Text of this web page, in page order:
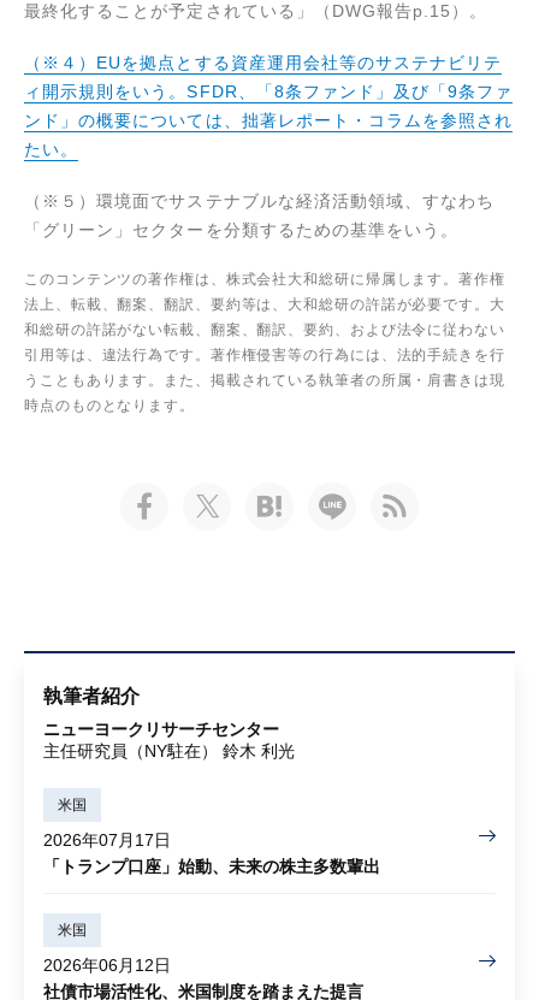
最終化することが予定されている」（DWG報告p.15）。
（※４）EUを拠点とする資産運用会社等のサステナビリテ
ィ開示規則をいう。SFDR、「8条ファンド」及び「9条ファ
ンド」の概要については、拙著レポート・コラムを参照され
たい。
（※５）環境面でサステナブルな経済活動領域、すなわち
「グリーン」セクターを分類するための基準をいう。
このコンテンツの著作権は、株式会社大和総研に帰属します。著作権
法上、転載、翻案、翻訳、要約等は、大和総研の許諾が必要です。大
和総研の許諾がない転載、翻案、翻訳、要約、および法令に従わない
引用等は、違法行為です。著作権侵害等の行為には、法的手続きを行
うこともあります。また、掲載されている執筆者の所属・肩書きは現
時点のものとなります。
執筆者紹介
ニューヨークリサーチセンター
主任研究員（NY駐在） 鈴木 利光
米国
2026年07月17日
「トランプ口座」始動、未来の株主多数輩出
米国
2026年06月12日
社債市場活性化、米国制度を踏まえた提言